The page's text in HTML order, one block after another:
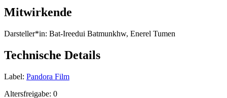
Mitwirkende
Darsteller*in: Bat-Ireedui Batmunkhw, Enerel Tumen
Technische Details
Label: Pandora Film
Altersfreigabe: 0